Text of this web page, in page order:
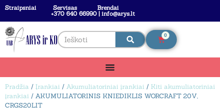
Straipsniai Servisas
Brendai
+370 640 66990 | info@arys.lt
0
Pradžia / Įrankiai / Akumuliatoriniai įrankiai / Kiti akumuliatoriniai
įrankiai / AKUMULIATORINIS KNIEDIKLIS WORCRAFT 20V,
CRGS20LIT